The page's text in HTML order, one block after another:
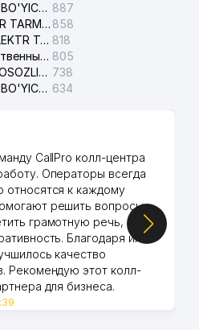
FUQAROLIK ISHLARI BO'YICHA YAKKASAROY TUMANLARARO SUDI 887
YUNUSOBOD ELEKTR TARMOG'I NOSOZLIKLARI XIZMATI 858
NAVOIY HUDUDIY ELEKTR TARMOQLARI KORXONASI AJ 818
Ташкентский следственный изолятор 805
ELEKTRTARMOG'I NOSOZLIKLARINI TO'ZATISH SERGELI XIZMATI 738
FUQAROLIK ISHLARI BO'YICHA UCH-TEPA TUMANI SUDI 634
CallPro колл-центра
Операторы всегда
относятся к каждому
решить вопросы.
грамотную речь,
Благодаря их
качество
Рекомендую этот колл-
для бизнеса.